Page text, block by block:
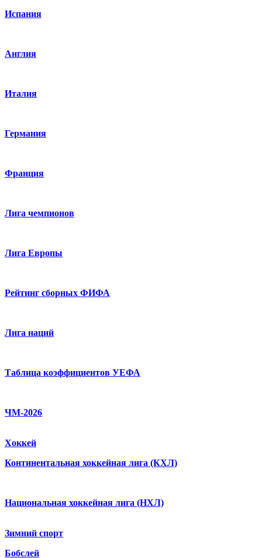
Испания
Англия
Италия
Германия
Франция
Лига чемпионов
Лига Европы
Рейтинг сборных ФИФА
Лига наций
Таблица коэффициентов УЕФА
ЧМ-2026
Хоккей
Континентальная хоккейная лига (КХЛ)
Национальная хоккейная лига (НХЛ)
Зимний спорт
Бобслей